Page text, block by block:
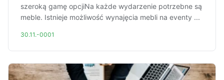
szeroką gamę opcjiNa każde wydarzenie potrzebne są
meble. Istnieje możliwość wynajęcia mebli na eventy ...
30.11.-0001